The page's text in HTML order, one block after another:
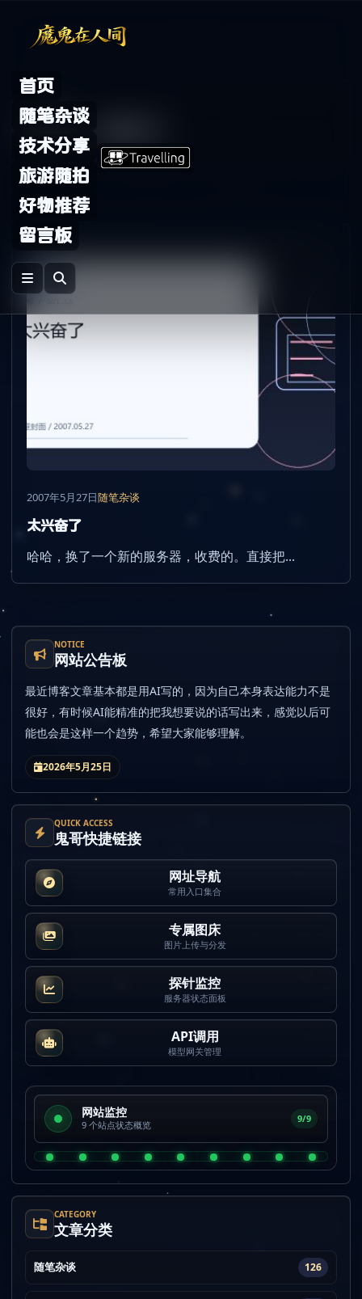
首页
随笔杂谈
技术分享
旅游随拍
好物推荐
留言板
Archive
标签：
NOTICE
网站公告板
最近博客文章基本都是用AI写的，因为自己本身表达能力不是
很好，有时候AI能精准的把我想要说的话写出来，感觉以后可
能也会是这样一个趋势，希望大家能够理解。
2026年5月25日
QUICK ACCESS
鬼哥快捷链接
网址导航
常用入口集合
专属图床
图片上传与分发
探针监控
服务器状态面板
API调用
模型网关管理
网站监控
9 个站点状态概览
9/9
CATEGORY
文章分类
随笔杂谈 126
2007年5月27日随笔杂谈
太兴奋了
哈哈，换了一个新的服务器，收费的。直接把...